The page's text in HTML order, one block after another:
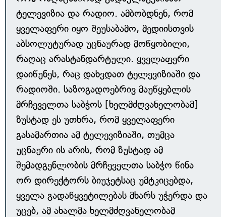
ტელევიზია და რადიო. ამბობდნენ, რომ
ყველაფერი იყო შეუსაბამო, მედიისთვის
აბსოლუტურად უცნაურად მოწყობილი,
რაღაც არასტანდარტული. ყველაფერი
დაიწუნეს, რაც დახვდათ ტელევიზიაში და
რადიოში. საზოგადოებრივ მაუწყებლის
მრჩეველთა საბჭოს [ხელმძღვანელობამ]
ზუსტად ეს უთხრა, რომ ყველაფერი
გასამართია ამ ტელევიზიაში, თუმცა
უცნაური ის არის, რომ ზუსტად ამ
შემადგენლობის მრჩეველთა საბჭო წინა
ორ დირექტორს ბიუჯეტსაც უმტკიცებდა,
ყველა გადაწყვეტილებას მხარს უჭერდა და
უცებ, ამ ახალმა ხელმძღვანელობამ